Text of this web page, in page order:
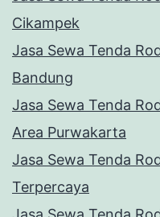
Cikampek
Jasa Sewa Tenda
Bandung
Jasa Sewa Tenda
Area Purwakarta
Jasa Sewa Tenda
Terpercaya